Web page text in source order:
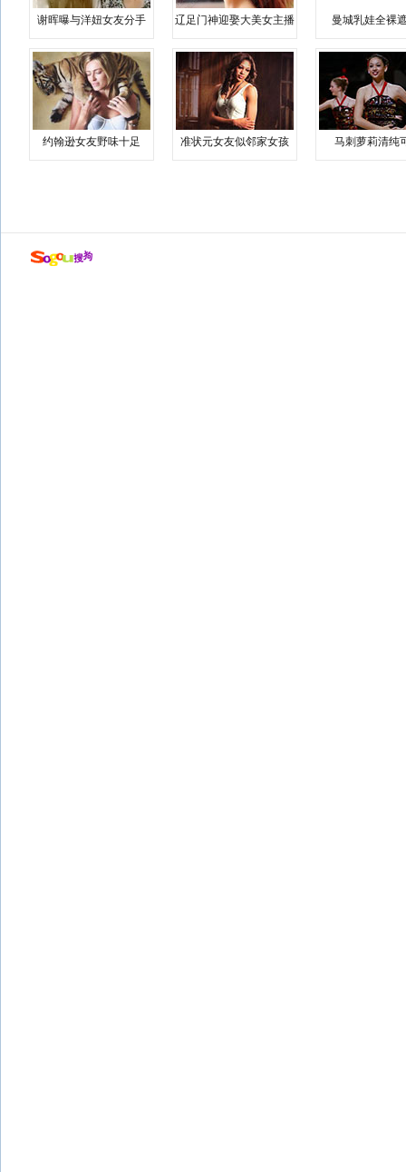
谢晖曝与洋妞女友分手 辽足门神迎娶大美女主播 曼城乳娃全裸
约翰逊女友野味十足 准状元女友似邻家女孩 马刺萝莉清纯